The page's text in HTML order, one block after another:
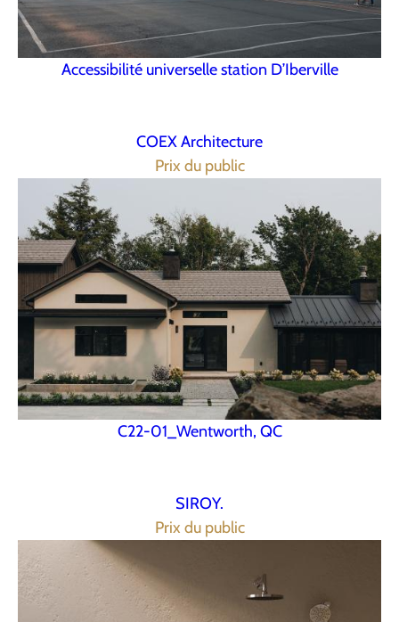
Accessibilité universelle station D’Iberville
COEX Architecture
Prix du public
C22-01_Wentworth, QC
SIROY.
Prix du public